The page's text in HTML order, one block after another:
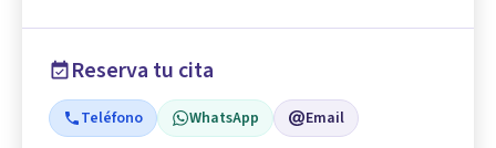
Reserva tu cita
Teléfono WhatsApp Email